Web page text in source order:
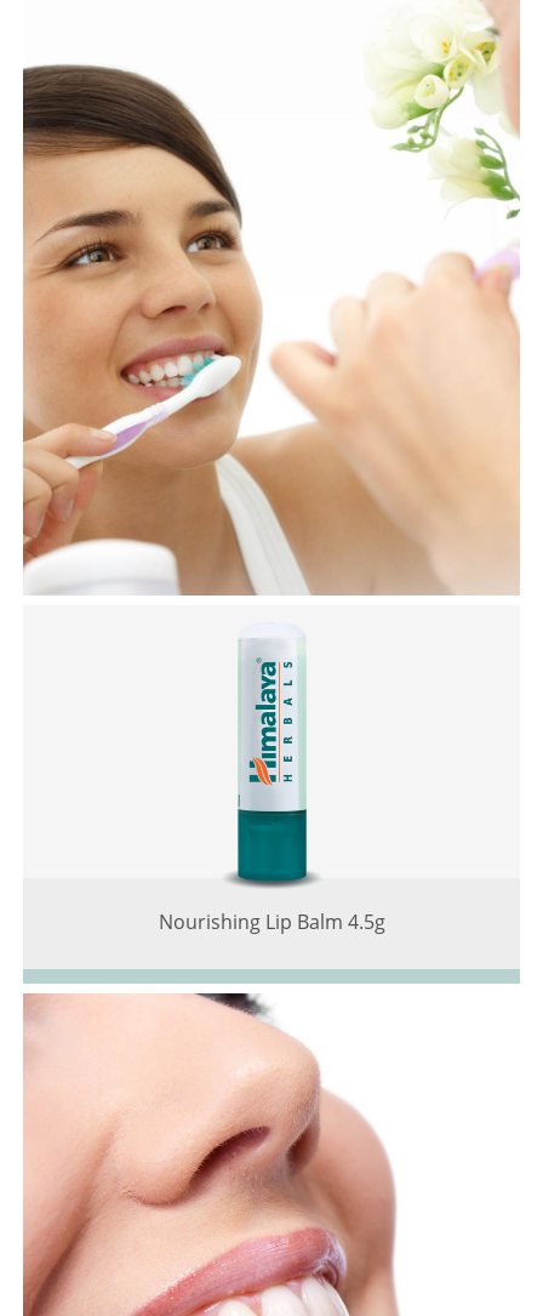
Nourishing Lip Balm 4.5g